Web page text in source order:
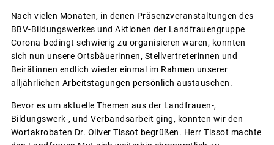
Nach vielen Monaten, in denen Präsenzveranstaltungen des
BBV-Bildungswerkes und Aktionen der Landfrauengruppe
Corona-bedingt schwierig zu organisieren waren, konnten
sich nun unsere Ortsbäuerinnen, Stellvertreterinnen und
Beirätinnen endlich wieder einmal im Rahmen unserer
alljährlichen Arbeitstagungen persönlich austauschen.
Bevor es um aktuelle Themen aus der Landfrauen-,
Bildungswerk-, und Verbandsarbeit ging, konnten wir den
Wortakrobaten Dr. Oliver Tissot begrüßen. Herr Tissot machte